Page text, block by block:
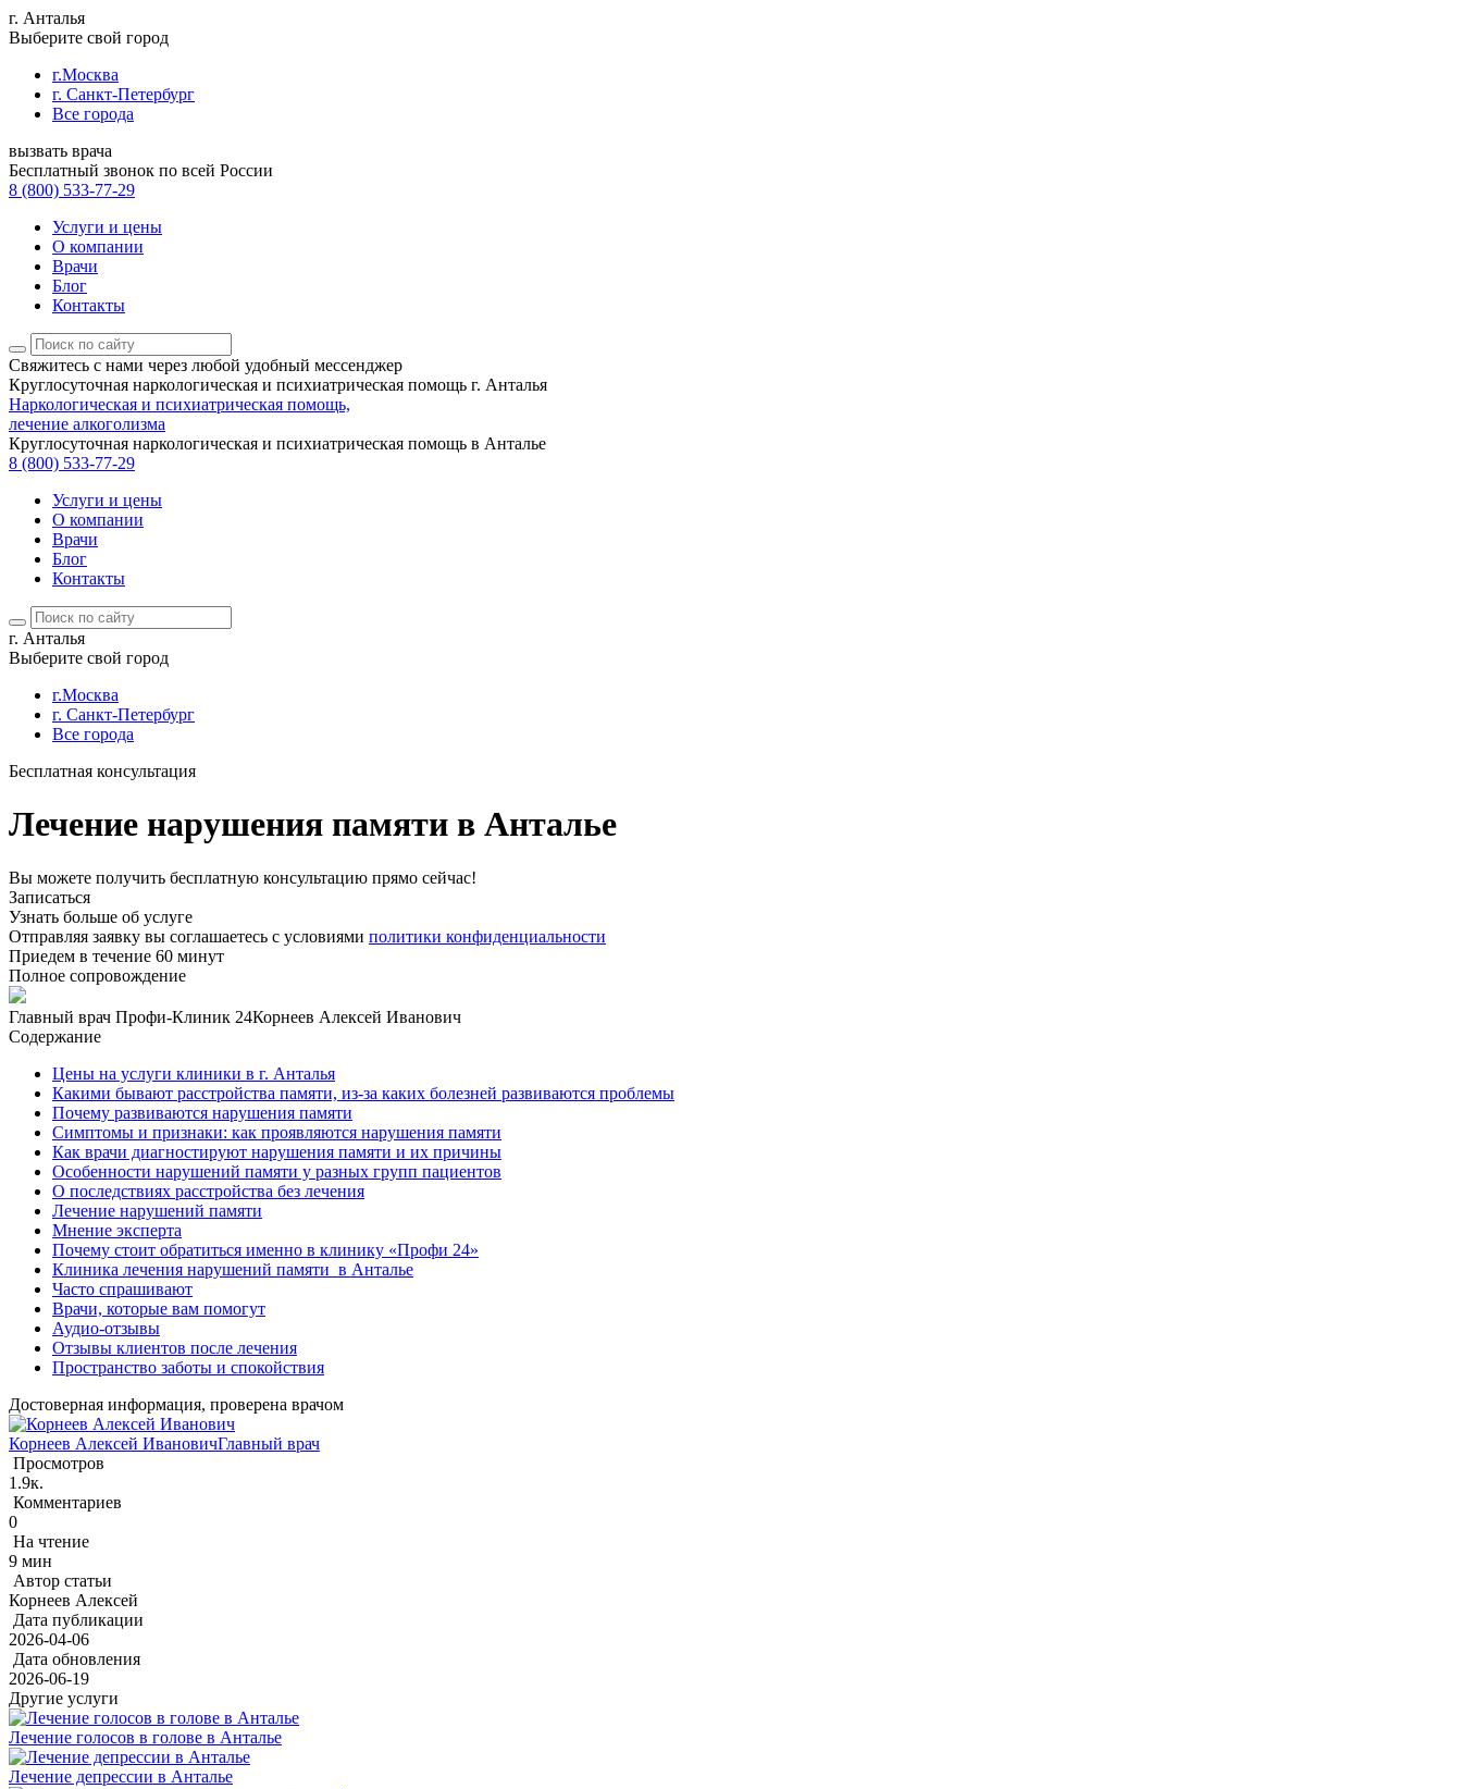
г. Анталья
Выберите свой город
г.Москва
г. Санкт-Петербург
Все города
вызвать врача
Бесплатный звонок по всей России
8 (800) 533-77-29
Услуги и цены
О компании
Врачи
Блог
Контакты
Свяжитесь с нами через любой удобный мессенджер
Круглосуточная наркологическая и психиатрическая помощь г. Анталья
Наркологическая и психиатрическая помощь,
лечение алкоголизма
Круглосуточная наркологическая и психиатрическая помощь в Анталье
8 (800) 533-77-29
Услуги и цены
О компании
Врачи
Блог
Контакты
г. Анталья
Выберите свой город
г.Москва
г. Санкт-Петербург
Все города
Бесплатная консультация
Лечение нарушения памяти в Анталье
Вы можете получить бесплатную консультацию прямо сейчас!
Записаться
Узнать больше об услуге
Отправляя заявку вы соглашаетесь с условиями политики конфиденциальности
Приедем в течение 60 минут
Полное сопровождение
Главный врач Профи-Клиник 24Корнеев Алексей Иванович
Содержание
Цены на услуги клиники в г. Анталья
Какими бывают расстройства памяти, из-за каких болезней развиваются проблемы
Почему развиваются нарушения памяти
Симптомы и признаки: как проявляются нарушения памяти
Как врачи диагностируют нарушения памяти и их причины
Особенности нарушений памяти у разных групп пациентов
О последствиях расстройства без лечения
Лечение нарушений памяти
Мнение эксперта
Почему стоит обратиться именно в клинику «Профи 24»
Клиника лечения нарушений памяти в Анталье
Часто спрашивают
Врачи, которые вам помогут
Аудио-отзывы
Отзывы клиентов после лечения
Пространство заботы и спокойствия
Достоверная информация, проверена врачом
Корнеев Алексей ИвановичГлавный врач
Просмотров
1.9к.
Комментариев
0
На чтение
9 мин
Автор статьи
Корнеев Алексей
Дата публикации
2026-04-06
Дата обновления
2026-06-19
Другие услуги
Лечение голосов в голове в Анталье
Лечение депрессии в Анталье